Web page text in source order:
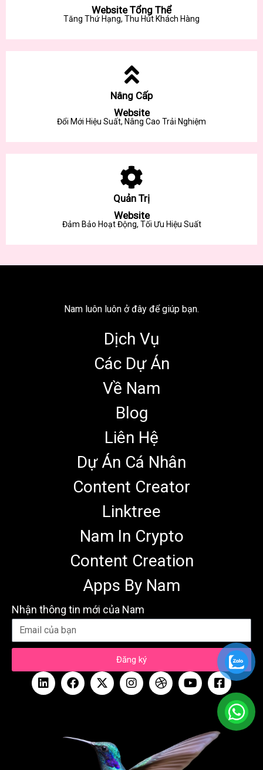
Website Tổng Thể
Tăng Thứ Hạng, Thu Hút Khách Hàng
Nâng Cấp
Website
Đổi Mới Hiệu Suất, Nâng Cao Trải Nghiệm
Quản Trị
Website
Đảm Bảo Hoạt Động, Tối Ưu Hiệu Suất
Nam luôn luôn ở đây để giúp bạn.
Dịch Vụ
Các Dự Án
Về Nam
Blog
Liên Hệ
Dự Án Cá Nhân
Content Creator
Linktree
Nam In Crypto
Content Creation
Apps By Nam
Nhận thông tin mới của Nam
Đăng ký